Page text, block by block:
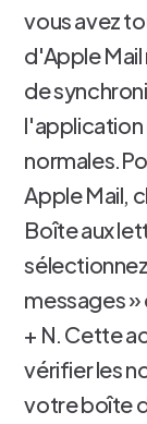
vous avez
d'Apple
de
l'application
Apple Mail,
Boîte aux
messages »
+ N. Cette
vérifier les
votre boîte